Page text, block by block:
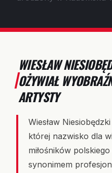
WIESŁAW
OŻYWIAŁ
ARTYSTY
Wiesław
której nazwisko dla
miłośników
synonimem